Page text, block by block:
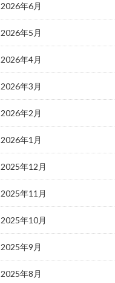
2026年6月
2026年5月
2026年4月
2026年3月
2026年2月
2026年1月
2025年12月
2025年11月
2025年10月
2025年9月
2025年8月